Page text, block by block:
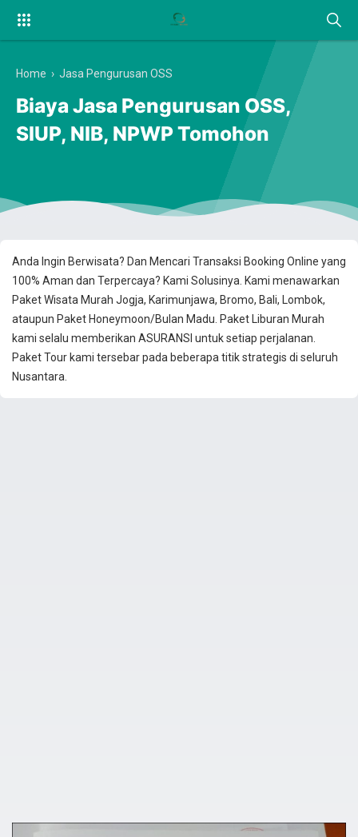
Anda Ingin Berwisata? Dan Mencari Transaksi Booking Online yang
100% Aman dan Terpercaya? Kami Solusinya. Kami menawarkan
Paket Wisata Murah Jogja, Karimunjawa, Bromo, Bali, Lombok,
ataupun Paket Honeymoon/Bulan Madu. Paket Liburan Murah
kami selalu memberikan ASURANSI untuk setiap perjalanan.
Paket Tour kami tersebar pada beberapa titik strategis di seluruh
Nusantara.
Home › Jasa Pengurusan OSS
Biaya Jasa Pengurusan OSS,
SIUP, NIB, NPWP Tomohon